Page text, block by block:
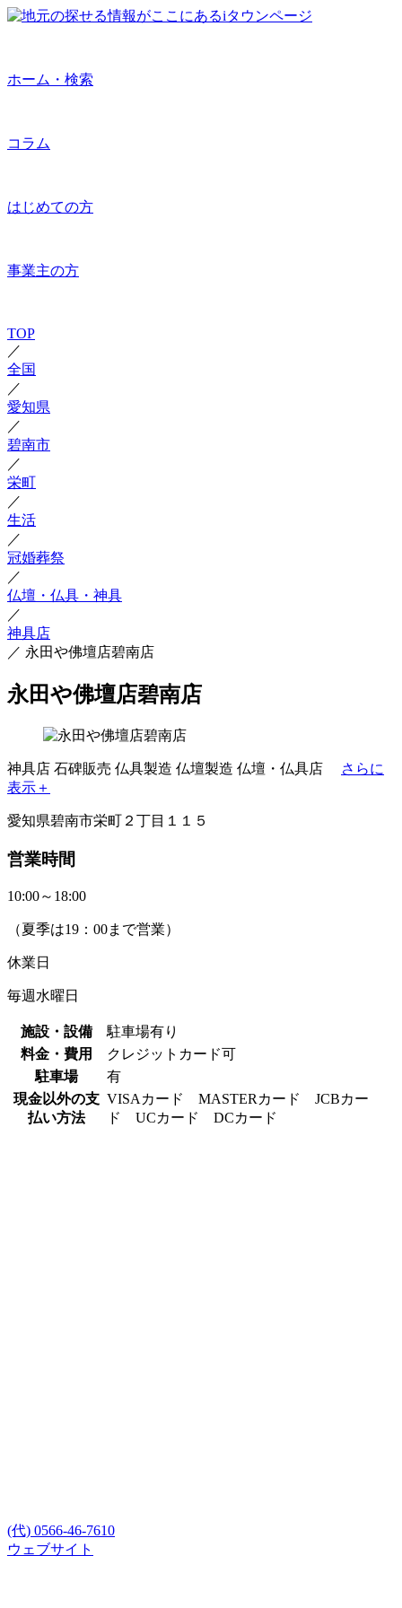
ホーム・検索
コラム
はじめての方
事業主の方
TOP
／
全国
／
愛知県
／
碧南市
／
栄町
／
生活
／
冠婚葬祭
／
仏壇・仏具・神具
／
神具店
／ 永田や佛壇店碧南店
永田や佛壇店碧南店
神具店 石碑販売 仏具製造 仏壇製造 仏壇・仏具店
さらに
表示＋
愛知県碧南市栄町２丁目１１５
営業時間
10:00～18:00
（夏季は19：00まで営業）
休業日
毎週水曜日
施設・設備
駐車場有り
料金・費用
クレジットカード可
駐車場
有
現金以外の支
払い方法
VISAカード MASTERカード JCBカー
ド UCカード DCカード
(代) 0566-46-7610
ウェブサイト